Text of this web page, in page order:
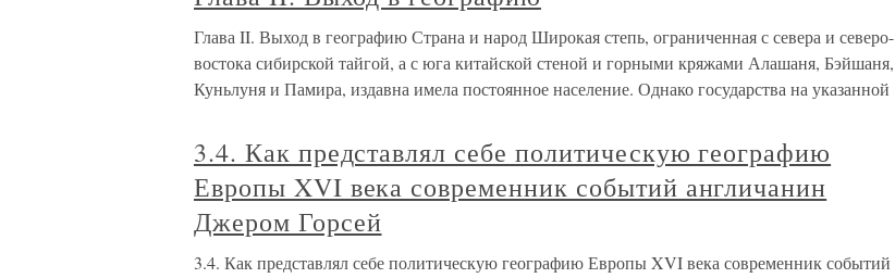
Глава II. Выход в географию Страна и народ Широкая степь, ограниченная с севера и северо-
востока сибирской тайгой, а с юга китайской стеной и горными кряжами Алашаня, Бэйшаня,
Куньлуня и Памира, издавна имела постоянное население. Однако государства на указанной
3.4. Как представлял себе политическую географию
Европы XVI века современник событий англичанин
Джером Горсей
3.4. Как представлял себе политическую географию Европы XVI века современник событий